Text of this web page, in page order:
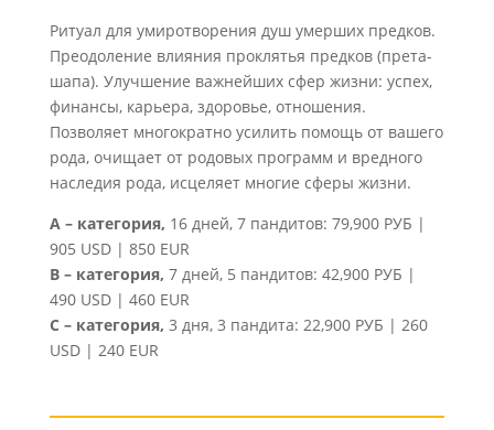
Ритуал для умиротворения душ умерших предков.
Преодоление влияния проклятья предков (прета-
шапа). Улучшение важнейших сфер жизни: успех,
финансы, карьера, здоровье, отношения.
Позволяет многократно усилить помощь от вашего
рода, очищает от родовых программ и вредного
наследия рода, исцеляет многие сферы жизни.
A – категория, 16 дней, 7 пандитов: 79,900 РУБ |
905 USD | 850 EUR
B – категория, 7 дней, 5 пандитов: 42,900 РУБ |
490 USD | 460 EUR
C – категория, 3 дня, 3 пандита: 22,900 РУБ | 260
USD | 240 EUR